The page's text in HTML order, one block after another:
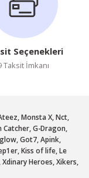
Seçenekleri
Taksit İmkanı
Monsta X, Nct,
Catcher, G-Dragon,
Got7, Apink,
Kiss of life, Le
Heroes, Xikers,